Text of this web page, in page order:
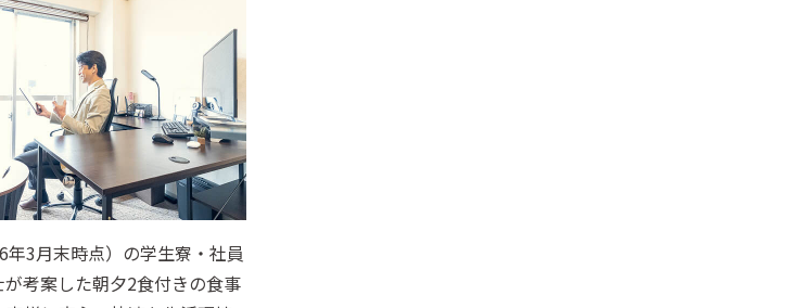
3月末時点）の学生寮・社員
考案した朝夕2食付きの食事